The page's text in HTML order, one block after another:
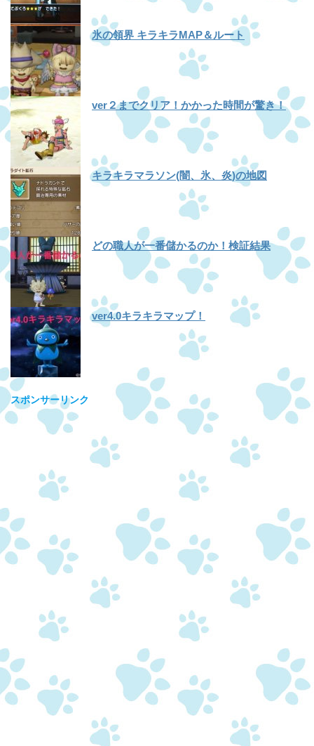
氷の領界 キラキラMAP＆ルート
ver２までクリア！かかった時間が驚き！
キラキラマラソン(闇、氷、炎)の地図
どの職人が一番儲かるのか！検証結果
ver4.0キラキラマップ！
スポンサーリンク